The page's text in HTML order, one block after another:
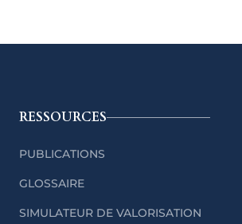
RESSOURCES
PUBLICATIONS
GLOSSAIRE
SIMULATEUR DE VALORISATION